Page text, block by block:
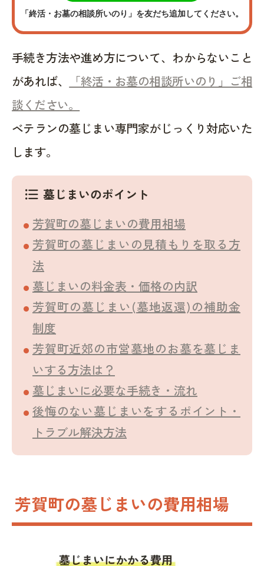
「終活・お墓の相談所いのり」を友だち追加してください。
手続き方法や進め方について、わからないこと
があれば、
「終活・お墓の相談所いのり」ご相
談ください。
ベテランの墓じまい専門家がじっくり対応いた
します。
format_list_bulleted 墓じまいのポイント
芳賀町の墓じまいの費用相場
芳賀町の墓じまいの見積もりを取る方
法
墓じまいの料金表・価格の内訳
芳賀町の墓じまい(墓地返還)の補助金
制度
芳賀町近郊の市営墓地のお墓を墓じま
いする方法は？
墓じまいに必要な手続き・流れ
後悔のない墓じまいをするポイント・
トラブル解決方法
芳賀町の墓じまいの費用相場